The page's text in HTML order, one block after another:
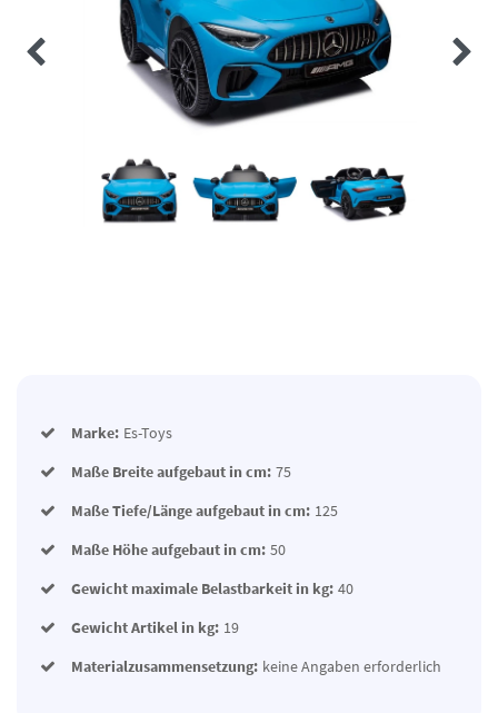
Marke: Es-Toys
Maße Breite aufgebaut in cm: 75
Maße Tiefe/Länge aufgebaut in cm: 125
Maße Höhe aufgebaut in cm: 50
Gewicht maximale Belastbarkeit in kg: 40
Gewicht Artikel in kg: 19
Materialzusammensetzung: keine Angaben erforderlich